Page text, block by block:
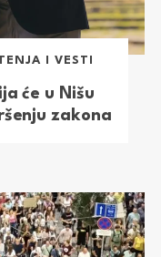
I VESTI
će u Nišu
zakona